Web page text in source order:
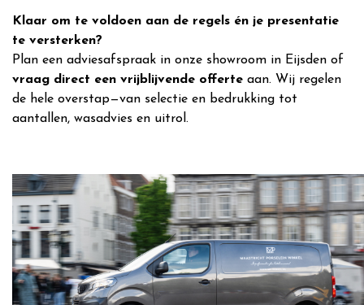
Klaar om te voldoen aan de regels én je presentatie
te versterken?
Plan een adviesafspraak in onze showroom in Eijsden of
vraag direct een vrijblijvende offerte aan. Wij regelen
de hele overstap—van selectie en bedrukking tot
aantallen, wasadvies en uitrol.